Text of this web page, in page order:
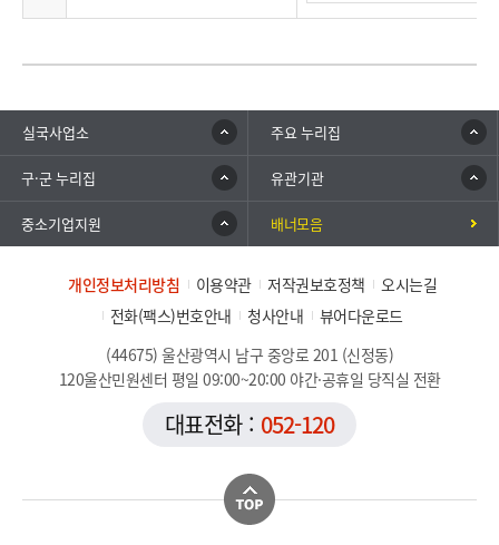
실국사업소 주요 누리집
구·군 누리집 유관기관
중소기업지원 배너모음
개인정보처리방침 이용약관 저작권보호정책
오시는길
전화(팩스)번호안내
청사안내
뷰어다운로드
(44675) 울산광역시 남구 중앙로 201 (신정동)
120울산민원센터 평일 09:00~20:00 야간·공휴일 당직실 전환
대표전화 : 052-120